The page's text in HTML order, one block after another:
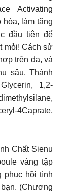
Activating
hóa, làm tăng
đầu tiên để
mỏi! Cách sử
trên da, và
sâu. Thành
1,2-
4Caprate,
Chất Sienu
vàng tập
phục hồi tình
(Chương